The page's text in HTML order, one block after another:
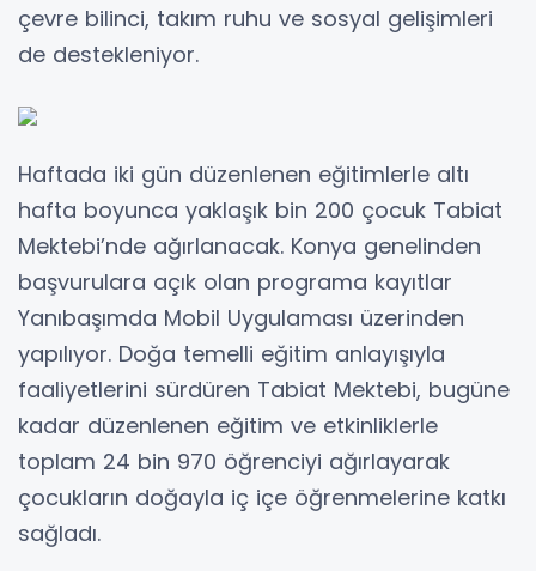
çevre bilinci, takım ruhu ve sosyal gelişimleri
de destekleniyor.
Haftada iki gün düzenlenen eğitimlerle altı
hafta boyunca yaklaşık bin 200 çocuk Tabiat
Mektebi’nde ağırlanacak. Konya genelinden
başvurulara açık olan programa kayıtlar
Yanıbaşımda Mobil Uygulaması üzerinden
yapılıyor. Doğa temelli eğitim anlayışıyla
faaliyetlerini sürdüren Tabiat Mektebi, bugüne
kadar düzenlenen eğitim ve etkinliklerle
toplam 24 bin 970 öğrenciyi ağırlayarak
çocukların doğayla iç içe öğrenmelerine katkı
sağladı.